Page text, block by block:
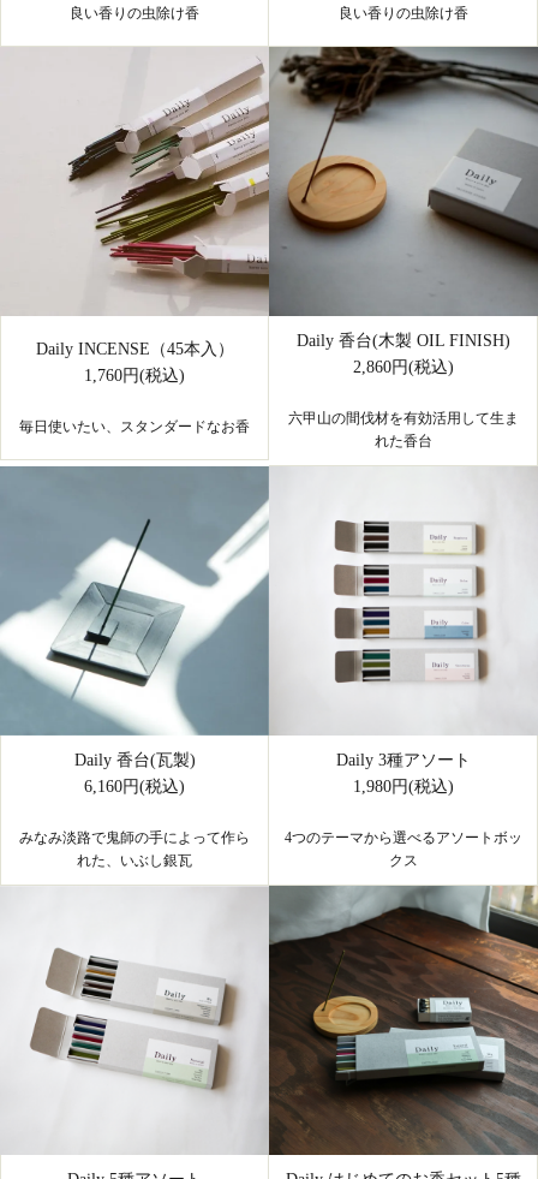
良い香りの虫除け香 良い香りの虫除け香
Daily INCENSE（45本入）
1,760円(税込)
毎日使いたい、スタンダードなお香
Daily 香台(木製 OIL FINISH)
2,860円(税込)
六甲山の間伐材を有効活用して生ま
れた香台
Daily 香台(瓦製)
6,160円(税込)
みなみ淡路で鬼師の手によって作ら
れた、いぶし銀瓦
Daily 3種アソート
1,980円(税込)
4つのテーマから選べるアソートボッ
クス